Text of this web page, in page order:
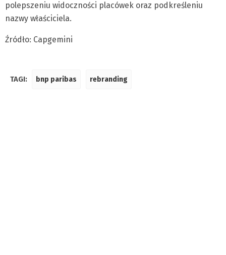
polepszeniu widoczności placówek oraz podkreśleniu
nazwy właściciela.
Źródło: Capgemini
TAGI: bnp paribas rebranding